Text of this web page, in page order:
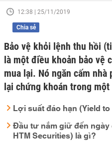
12:38 | 25/11/2019
Chia sẻ
Bảo vệ khỏi lệnh thu hồi
là một điều khoản bảo vệ
mua lại. Nó ngăn cấm
lại chứng khoán trong
Lợi suất đáo hạn (Yield to
Đầu tư nắm giữ đến ngày
HTM Securities) là gì?